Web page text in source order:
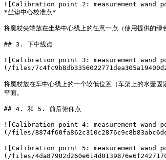
![Calibration point 2: measurement wand
*坐垫中心校准点*
将魔杖尖端放在坐垫中心线上的任意一点（使用提供的
## 3. 下中线点
![Calibration point 3: measurement
(/files/
将魔杖放在车中心线上的一个较低位置（车架上的水壶
平面。
## 4. 和 5. 前后俯仰点
![Calibration point 4: measurement
(/files/
![Calibration point 5: measurement
(/files/